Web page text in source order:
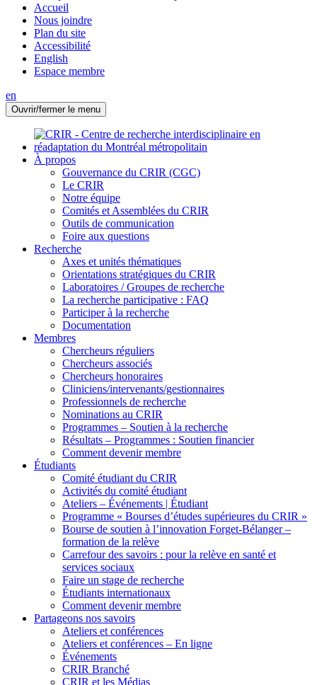
Accueil
Nous joindre
Plan du site
Accessibilité
English
Espace membre
en
Ouvrir/fermer le menu
À propos
Gouvernance du CRIR (CGC)
Le CRIR
Notre équipe
Comités et Assemblées du CRIR
Outils de communication
Foire aux questions
Recherche
Axes et unités thématiques
Orientations stratégiques du CRIR
Laboratoires / Groupes de recherche
La recherche participative : FAQ
Participer à la recherche
Documentation
Membres
Chercheurs réguliers
Chercheurs associés
Chercheurs honoraires
Cliniciens/intervenants/gestionnaires
Professionnels de recherche
Nominations au CRIR
Programmes – Soutien à la recherche
Résultats – Programmes : Soutien financier
Comment devenir membre
Étudiants
Comité étudiant du CRIR
Activités du comité étudiant
Ateliers – Événements | Étudiant
Programme « Bourses d’études supérieures du CRIR »
Bourse de soutien à l’innovation Forget-Bélanger –
formation de la relève
Carrefour des savoirs : pour la relève en santé et
services sociaux
Faire un stage de recherche
Étudiants internationaux
Comment devenir membre
Partageons nos savoirs
Ateliers et conférences
Ateliers et conférences – En ligne
Événements
CRIR Branché
CRIR et les Médias